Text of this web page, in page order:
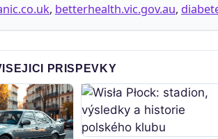
, betterhealth.vic.gov.au,
PRISPEVKY